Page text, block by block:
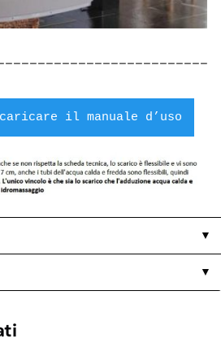
il manuale d’uso
▼
▼